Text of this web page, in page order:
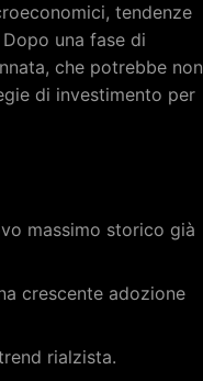
tendenze
una fase di
che potrebbe non
di investimento per
massimo storico già
crescente adozione
rialzista.